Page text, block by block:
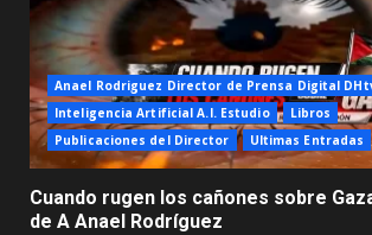
Anael Rodriguez Director de Prensa Digital
Inteligencia Artificial A.I. Estudio
Libros
Publicaciones del Director
Ultimas Entradas
Cuando rugen los cañones sobre
de A Anael Rodríguez